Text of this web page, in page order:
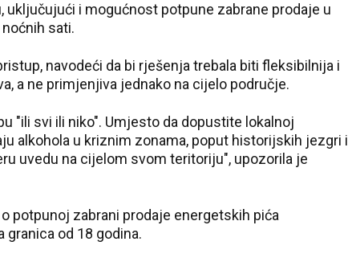
uključujući i mogućnost potpune zabrane prodaje u
sati.
navodeći da bi rješenja trebala biti fleksibilnija i
a ne primjenjiva jednako na cijelo područje.
"ili svi ili niko". Umjesto da dopustite lokalnoj
alkohola u kriznim zonama, poput historijskih jezgri i
uvedu na cijelom svom teritoriju", upozorila je
potpunoj zabrani prodaje energetskih pića
od 18 godina.